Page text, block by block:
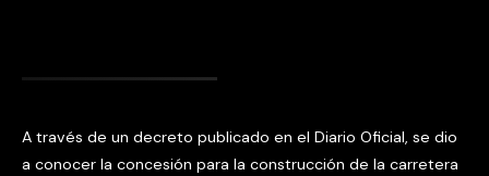
A través de un decreto publicado en el Diario Oficial, se dio
a conocer la concesión para la construcción de la carretera